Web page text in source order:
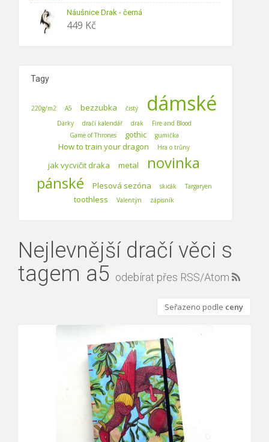
Náušnice Drak - černá
449 Kč
Tagy
220g/m2 A5 bezzubka čistý dámské
Dárky dračí kalendář drak
Fire and Blood
Game of Thrones
gothic gumička
How to train your dragon Hra o trůny
jak vycvičit draka metal
novinka
pánské
Plesová sezóna skicák Targaryen
toothless Valentýn zápisník
Nejlevnější dračí věci s
tagem a5 odebírat přes RSS/Atom
Seřazeno podle ceny